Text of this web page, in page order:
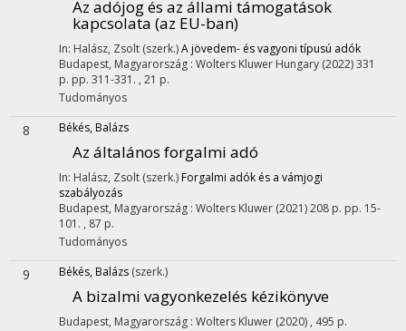
Az adójog és az állami támogatások
kapcsolata (az EU-ban)
In: Halász, Zsolt (szerk.)A jövedem- és vagyoni típusú adók
Budapest, Magyarország : Wolters Kluwer Hungary (2022)331
p. pp. 311-331. , 21 p.
Tudományos
8 Békés, Balázs
Az általános forgalmi adó
In: Halász, Zsolt (szerk.) Forgalmi adók és a vámjogi
szabályozás
Budapest, Magyarország : Wolters Kluwer (2021)208 p. pp. 15-
101. , 87 p.
Tudományos
9 Békés, Balázs (szerk.)
A bizalmi vagyonkezelés kézikönyve
Budapest, Magyarország : Wolters Kluwer (2020) , 495 p.